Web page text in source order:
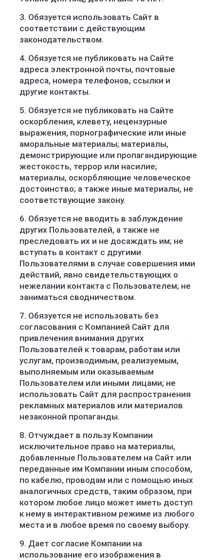
3. Обязуется использовать Сайт в
соответствии с действующим
законодательством.
4. Обязуется не публиковать на Сайте
адреса электронной почты, почтовые
адреса, номера телефонов, ссылки и
другие контакты.
5. Обязуется не публиковать на Сайте
оскорбления, клевету, нецензурные
выражения, порнографические или иные
аморальные материалы; материалы,
демонстрирующие или пропагандирующие
жестокость, террор или насилие;
материалы, оскорбляющие человеческое
достоинство; а также иные материалы, не
соответствующие закону.
6. Обязуется не вводить в заблуждение
других Пользователей, а также не
преследовать их и не досаждать им; не
вступать в контакт с другими
Пользователями в случае совершения ими
действий, явно свидетельствующих о
нежелании контакта с Пользователем; не
заниматься сводничеством.
7. Обязуется не использовать без
согласования с Компанией Сайт для
привлечения внимания других
Пользователей к товарам, работам или
услугам, производимым, реализуемым,
выполняемым или оказываемым
Пользователем или иными лицами; не
использовать Сайт для распространения
рекламных материалов или материалов
незаконной пропаганды.
8. Отчуждает в пользу Компании
исключительное право на материалы,
добавленные Пользователем на Сайт или
переданные им Компании иным способом,
по кабелю, проводам или с помощью иных
аналогичных средств, таким образом, при
котором любое лицо может иметь доступ
к нему в интерактивном режиме из любого
места и в любое время по своему выбору.
9. Дает согласие Компании на
использование его изображения в